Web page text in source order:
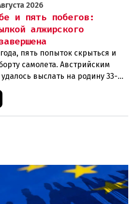
2026
и пять побегов:
алжирского
пять попыток скрыться и
самолета. Австрийским
выслать на родину 33-
Алжира, который за это
н